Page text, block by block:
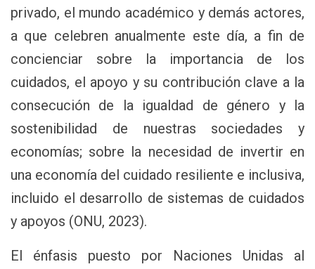
privado, el mundo académico y demás actores,
a que celebren anualmente este día, a fin de
concienciar sobre la importancia de los
cuidados, el apoyo y su contribución clave a la
consecución de la igualdad de género y la
sostenibilidad de nuestras sociedades y
economías; sobre la necesidad de invertir en
una economía del cuidado resiliente e inclusiva,
incluido el desarrollo de sistemas de cuidados
y apoyos (ONU, 2023).
El énfasis puesto por Naciones Unidas al